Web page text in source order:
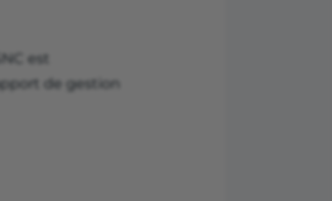
est
de gestion